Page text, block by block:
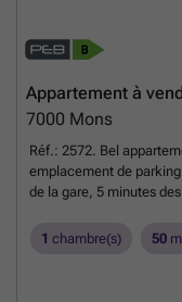
Appartement à
7000 Mons
Réf.: 2572. Bel
emplacement de
de la gare, 5 minutes
vaisselle, four combiné
salle de bain (lavabo,
Divers: chauffage au
rapport gaz conforme,
1 chambre(s) 50